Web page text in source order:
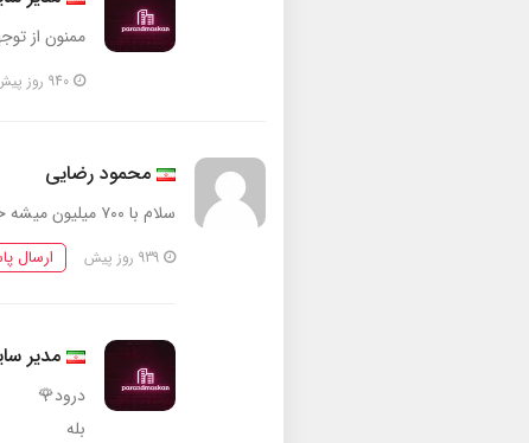
ممنون از
محمود رضایی
سلام با ۷۰۰ میلیون میشه خونه خرید تو پرند
ارسال
مدیر
درود🌹
بله